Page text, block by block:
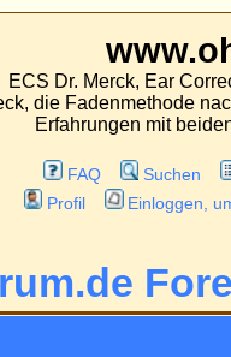
www.ohren-
Ear Correction System,
nach Dr. Merck den
mit beiden
Suchen Mitgliederliste
Foren-